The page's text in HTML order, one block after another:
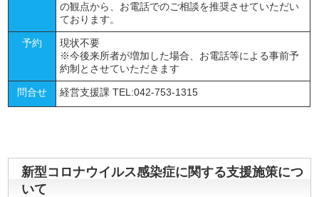
の観点から、お電話でのご相談を推奨させていただい
ております。
予約
現状不要
※今後来所者が増加した場合、お電話等による事前予
約制とさせていただきます
問合せ 経営支援課 TEL:042-753-1315
新型コロナウイルス感染症に関する支援施策につ
いて